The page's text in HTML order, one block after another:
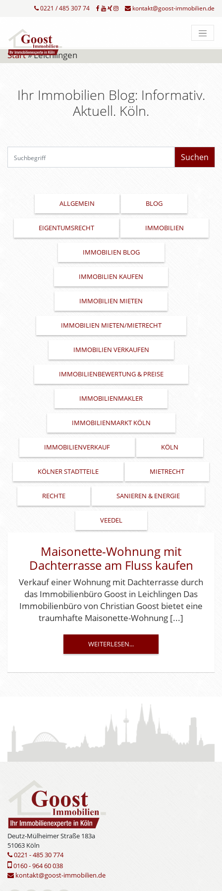
0221 / 485 307 74 kontakt@goost-immobilien.de
Start»Leichlingen
Ihr Immobilien Blog: Informativ.
Aktuell. Köln.
ALLGEMEIN BLOG
EIGENTUMSRECHT IMMOBILIEN
IMMOBILIEN BLOG
IMMOBILIEN KAUFEN
IMMOBILIEN MIETEN
IMMOBILIEN MIETEN/MIETRECHT
IMMOBILIEN VERKAUFEN
IMMOBILIENBEWERTUNG & PREISE
IMMOBILIENMAKLER
IMMOBILIENMARKT KÖLN
IMMOBILIENVERKAUF KÖLN
KÖLNER STADTTEILE MIETRECHT
RECHTE SANIEREN & ENERGIE
VEEDEL
Maisonette-Wohnung mit
Dachterrasse am Fluss kaufen
Verkauf einer Wohnung mit Dachterrasse durch
das Immobilienbüro Goost in Leichlingen Das
Immobilienbüro von Christian Goost bietet eine
traumhafte Maisonette-Wohnung [...]
WEITERLESEN...
Deutz-Mülheimer Straße 183a
51063 Köln
0221 - 485 30 774
0160 - 964 60 038
kontakt@goost-immobilien.de